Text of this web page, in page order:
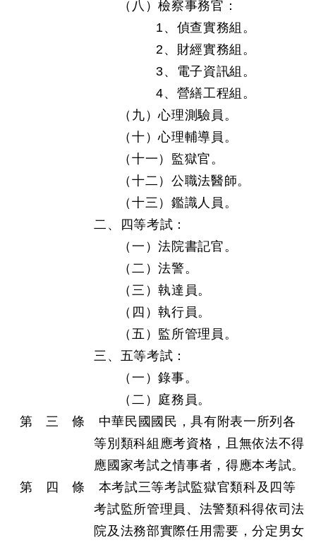
（八）檢察事務官：
1、偵查實務組。
2、財經實務組。
3、電子資訊組。
4、營繕工程組。
（九）心理測驗員。
（十）心理輔導員。
（十一）監獄官。
（十二）公職法醫師。
（十三）鑑識人員。
二、四等考試：
（一）法院書記官。
（二）法警。
（三）執達員。
（四）執行員。
（五）監所管理員。
三、五等考試：
（一）錄事。
（二）庭務員。
第 三 條 中華民國國民，具有附表一所列各
等別類科組應考資格，且無依法不得
應國家考試之情事者，得應本考試。
第 四 條 本考試三等考試監獄官類科及四等
考試監所管理員、法警類科得依司法
院及法務部實際任用需要，分定男女